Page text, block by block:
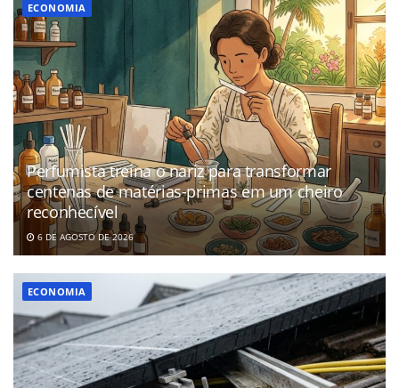
ECONOMIA
Perfumista treina o nariz para transformar
centenas de matérias-primas em um cheiro
reconhecível
6 DE AGOSTO DE 2026
ECONOMIA